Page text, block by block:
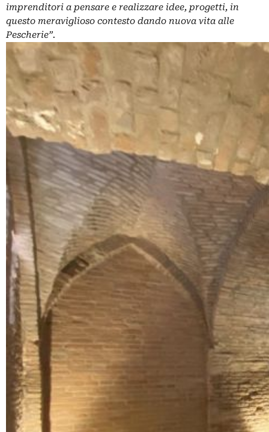
imprenditori a pensare e realizzare idee, progetti, in
questo meraviglioso contesto dando nuova vita alle
Pescherie”.